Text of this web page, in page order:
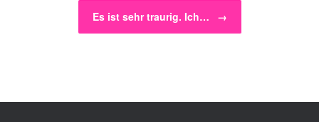
Es ist sehr traurig. Ich… →